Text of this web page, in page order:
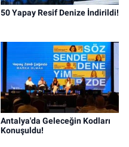
50 Yapay Resif Denize İndirildi!
Antalya'da Geleceğin Kodları
Konuşuldu!